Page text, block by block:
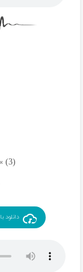
واﺳﻪ
ﻳﻜﻰ
(3) » ♬
دانلود